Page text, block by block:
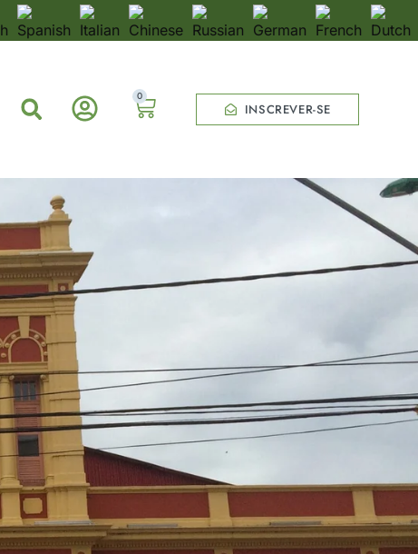
0
INSCREVER-SE